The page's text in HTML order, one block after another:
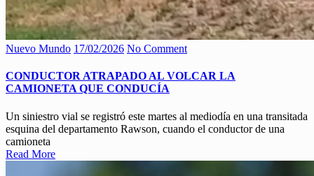
Nuevo Mundo 17/02/2026 No Comment
CONDUCTOR ATRAPADO AL VOLCAR LA
CAMIONETA QUE CONDUCÍA
Un siniestro vial se registró este martes al mediodía en una transitada
esquina del departamento Rawson, cuando el conductor de una
camioneta
Read More